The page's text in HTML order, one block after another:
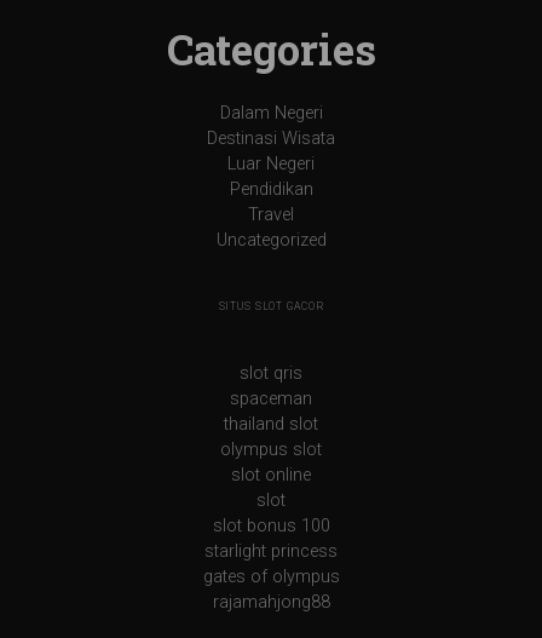
Categories
Dalam Negeri
Destinasi Wisata
Luar Negeri
Pendidikan
Travel
Uncategorized
SITUS SLOT GACOR
slot qris
spaceman
thailand slot
olympus slot
slot online
slot
slot bonus 100
starlight princess
gates of olympus
rajamahjong88